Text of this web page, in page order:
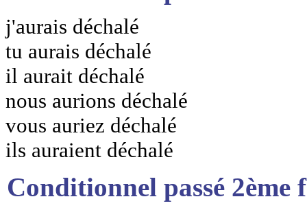
j'aurais déchalé
tu aurais déchalé
il aurait déchalé
nous aurions déchalé
vous auriez déchalé
ils auraient déchalé
Conditionnel passé 2ème